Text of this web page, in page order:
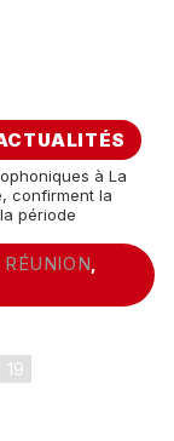
à La
confirment la
période
,
19